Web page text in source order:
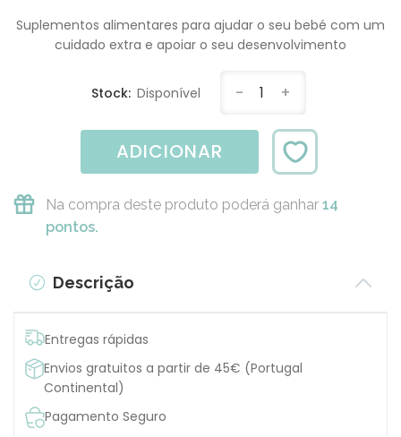
Suplementos alimentares para ajudar o seu bebé com um
cuidado extra e apoiar o seu desenvolvimento
Stock: Disponível - 1 +
ADICIONAR
Na compra deste produto poderá ganhar 14
pontos.
Descrição
Entregas rápidas
Envios gratuitos a partir de 45€ (Portugal
Continental)
Pagamento Seguro